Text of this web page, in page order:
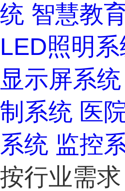
统 智慧教
LED照明
显示屏系统
制系统 医
系统 监控
按行业需求